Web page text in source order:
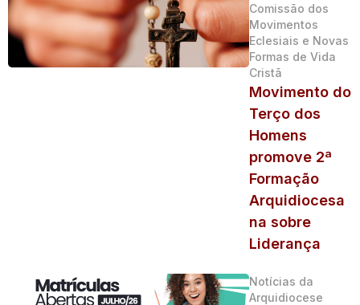
Comissão dos
Movimentos
Eclesiais e Novas
Formas de Vida
Cristã
Movimento do
Terço dos
Homens
promove 2ª
Formação
Arquidiocesa
na sobre
Liderança
Notícias da
Arquidiocese